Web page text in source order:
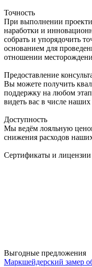
Точность
При выполнении
наработки и
собрать и упорядочить
основанием для
отношении
Предоставление
Вы можете получить
поддержку на любом
видеть вас в числе
Доступность
Мы ведём лояльную
снижения расходов
Сертификаты и лицензии
Выгодные предложения
Маркшейдерский замер